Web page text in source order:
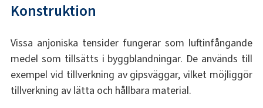
Konstruktion
Vissa anjoniska tensider fungerar som luftinfångande
medel som tillsätts i byggblandningar. De används till
exempel vid tillverkning av gipsväggar, vilket möjliggör
tillverkning av lätta och hållbara material.